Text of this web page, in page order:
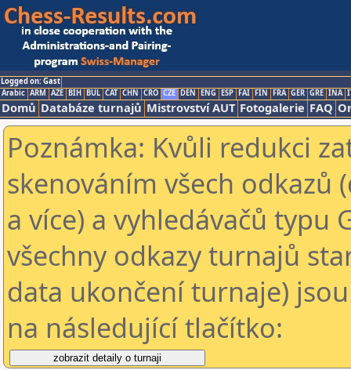
Logged on: Gast
Arabic ARM AZE BIH BUL CAT CHN CRO CZE DEN ENG ESP FAI FIN FRA GER GRE INA
Domů Databáze turnajů Mistrovství AUT Fotogalerie FAQ
Poznámka: Kvůli redukci
skenováním všech odkazů
a více) a vyhledávačů typu
všechny odkazy turnajů
data ukončení turnaje)
na následující tlačítko: